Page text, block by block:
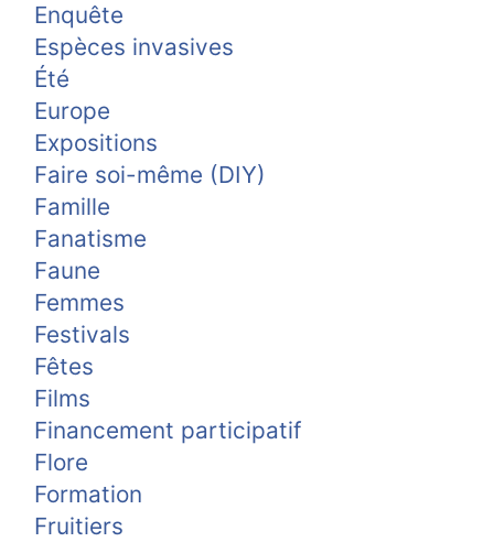
Enquête
Espèces invasives
Été
Europe
Expositions
Faire soi-même (DIY)
Famille
Fanatisme
Faune
Femmes
Festivals
Fêtes
Films
Financement participatif
Flore
Formation
Fruitiers